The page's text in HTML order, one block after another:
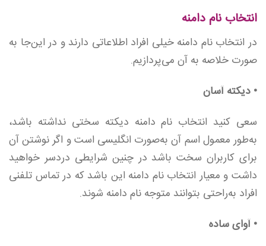
انتخاب نام دامنه
در انتخاب نام دامنه خیلی افراد اطلاعاتی دارند و در این‌جا به
صورت خلاصه به آن می‌پردازیم.
• دیکته آسان
سعی کنید انتخاب نام دامنه دیکته سختی نداشته باشد،
به‌طور معمول اسم آن به‌صورت انگلیسی است و اگر نوشتن آن
برای کاربران سخت باشد در چنین شرایطی دردسر خواهید
داشت و معیار انتخاب نام دامنه این باشد که در تماس تلفنی
افراد به‌راحتی بتوانند متوجه نام دامنه شوند.
• آوای ساده